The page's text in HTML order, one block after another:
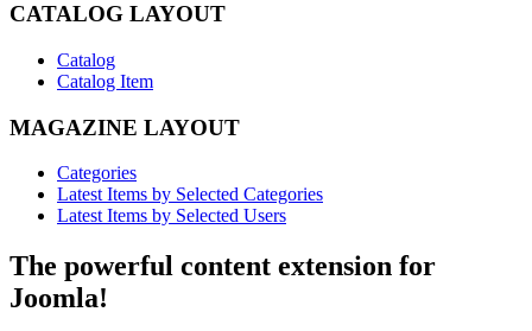
CATALOG LAYOUT
Catalog
Catalog Item
MAGAZINE LAYOUT
Categories
Latest Items by Selected Categories
Latest Items by Selected Users
The powerful content extension for
Joomla!